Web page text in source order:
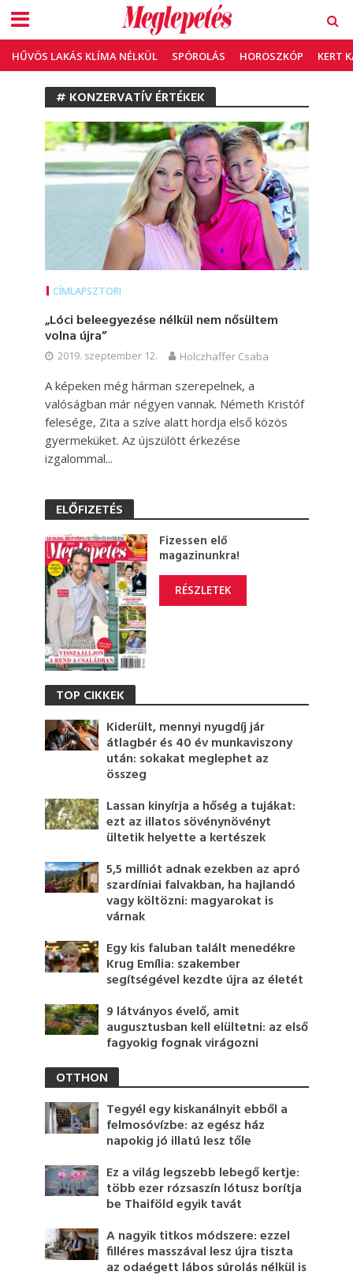
HŰVÖS LAKÁS KLÍMA NÉLKÜL SPÓROLÁS HOROSZKÓP KERT
# KONZERVATÍV ÉRTÉKEK
CÍMLAPSZTORI
„Lóci beleegyezése nélkül nem nősültem
volna újra”
2019. szeptember 12. Holczhaffer Csaba
A képeken még hárman szerepelnek, a
valóságban már négyen vannak. Németh Kristóf
felesége, Zita a szíve alatt hordja első közös
gyermeküket. Az újszülött érkezése
izgalommal...
ELŐFIZETÉS
Fizessen elő
magazinunkra!
RÉSZLETEK
TOP CIKKEK
Kiderült, mennyi nyugdíj jár
átlagbér és 40 év munkaviszony
után: sokakat meglephet az
összeg
Lassan kinyírja a hőség a tujákat:
ezt az illatos sövénynövényt
ültetik helyette a kertészek
5,5 milliót adnak ezekben az apró
szardíniai falvakban, ha hajlandó
vagy költözni: magyarokat is
várnak
Egy kis faluban talált menedékre
Krug Emília: szakember
segítségével kezdte újra az életét
9 látványos évelő, amit
augusztusban kell elültetni: az első
fagyokig fognak virágozni
OTTHON
Tegyél egy kiskanálnyit ebből a
felmosóvízbe: az egész ház
napokig jó illatú lesz tőle
Ez a világ legszebb lebegő kertje:
több ezer rózsaszín lótusz borítja
be Thaiföld egyik tavát
A nagyik titkos módszere: ezzel
filléres masszával lesz újra tiszta
az odaégett lábos súrolás nélkül is